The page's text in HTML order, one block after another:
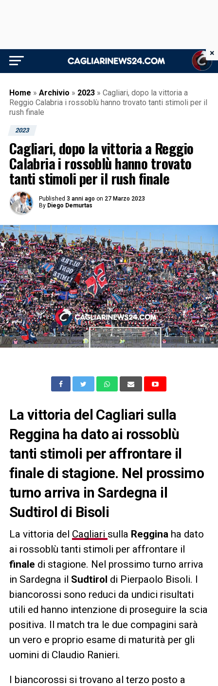
Home » Archivio » 2023 » Cagliari, dopo la vittoria a
Reggio Calabria i rossoblù hanno trovato tanti stimoli per il
rush finale
2023
Cagliari, dopo la vittoria a Reggio
Calabria i rossoblù hanno trovato
tanti stimoli per il rush finale
Published 3 anni ago on 27 Marzo 2023
By Diego Demurtas
La vittoria del Cagliari sulla
Reggina ha dato ai rossoblù
tanti stimoli per affrontare il
finale di stagione. Nel prossimo
turno arriva in Sardegna il
Sudtirol di Bisoli
La vittoria del Cagliari sulla Reggina ha dato
ai rossoblù tanti stimoli per affrontare il
finale di stagione. Nel prossimo turno arriva
in Sardegna il Sudtirol di Pierpaolo Bisoli. I
biancorossi sono reduci da undici risultati
utili ed hanno intenzione di proseguire la scia
positiva. Il match tra le due compagini sarà
un vero e proprio esame di maturità per gli
uomini di Claudio Ranieri.
I biancorossi si trovano al terzo posto a
×